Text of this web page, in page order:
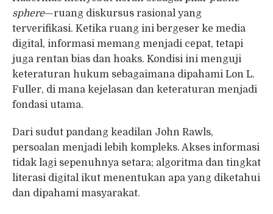
sphere—ruang diskursus rasional yang
terverifikasi. Ketika ruang ini bergeser ke media
digital, informasi memang menjadi cepat, tetapi
juga rentan bias dan hoaks. Kondisi ini menguji
keteraturan hukum sebagaimana dipahami Lon L.
Fuller, di mana kejelasan dan keteraturan menjadi
fondasi utama.
Dari sudut pandang keadilan John Rawls,
persoalan menjadi lebih kompleks. Akses informasi
tidak lagi sepenuhnya setara; algoritma dan tingkat
literasi digital ikut menentukan apa yang diketahui
dan dipahami masyarakat.